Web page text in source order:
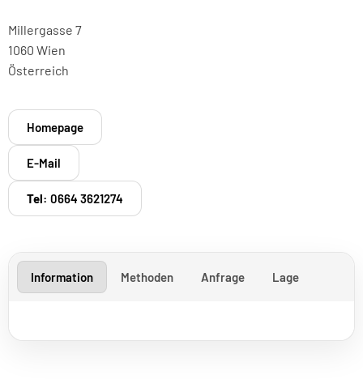
Millergasse 7
1060 Wien
Österreich
Homepage
E-Mail
Tel: 0664 3621274
Information Methoden Anfrage Lage